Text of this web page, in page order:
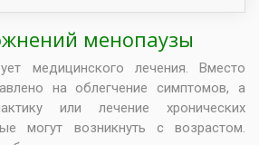
менопаузы
медицинского лечения. Вместо
на облегчение симптомов, а
или лечение хронических
могут возникнуть с возрастом.